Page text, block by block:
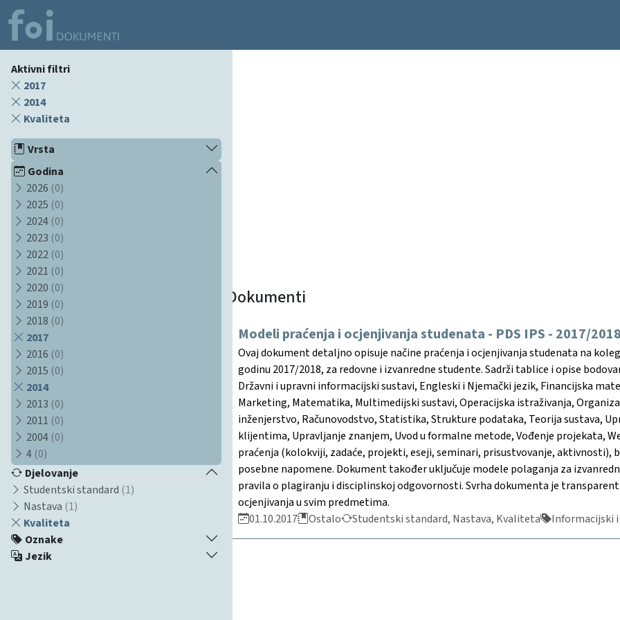
Aktivni filtri
2017
2014
Kvaliteta
Vrsta
Godina
2026 (0)
2025 (0)
2024 (0)
2023 (0)
2022 (0)
2021 (0)
2020 (0)
2019 (0)
2018 (0)
2017
2016 (0)
2015 (0)
2014
2013 (0)
2011 (0)
2004 (0)
4 (0)
Djelovanje
Studentski standard (1)
Nastava (1)
Kvaliteta
Oznake
Jezik
Dokumenti
Modeli praćenja i ocjenjivanja studenata - PDS IPS - 2017/2018
Ovaj dokument detaljno opisuje načine praćenja i ocjenjivanja studenata na
godinu 2017/2018, za redovne i izvanredne studente. Sadrži tablice i opise
Državni i upravni informacijski sustavi, Engleski i Njemački jezik, Financijska
Marketing, Matematika, Multimedijski sustavi, Operacijska istraživanja,
inženjerstvo, Računovodstvo, Statistika, Strukture podataka, Teorija sustava,
klijentima, Upravljanje znanjem, Uvod u formalne metode, Vođenje projekata,
praćenja (kolokviji, zadaće, projekti, eseji, seminari, prisustvovanje, aktivnosti),
posebne napomene. Dokument također uključuje modele polaganja za
pravila o plagiranju i disciplinskoj odgovornosti. Svrha dokumenta je
ocjenjivanja u svim predmetima.
01.10.2017
Ostalo Studentski standard, Nastava, Kvaliteta Informacijski